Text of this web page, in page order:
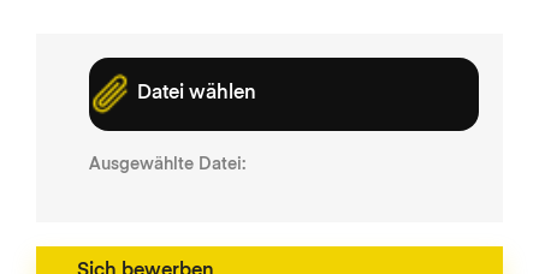
Datei wählen